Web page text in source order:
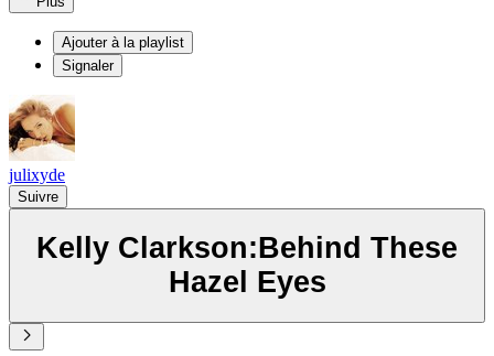
Ajouter à la playlist
Signaler
julixyde
Suivre
Kelly Clarkson:Behind These
Hazel Eyes